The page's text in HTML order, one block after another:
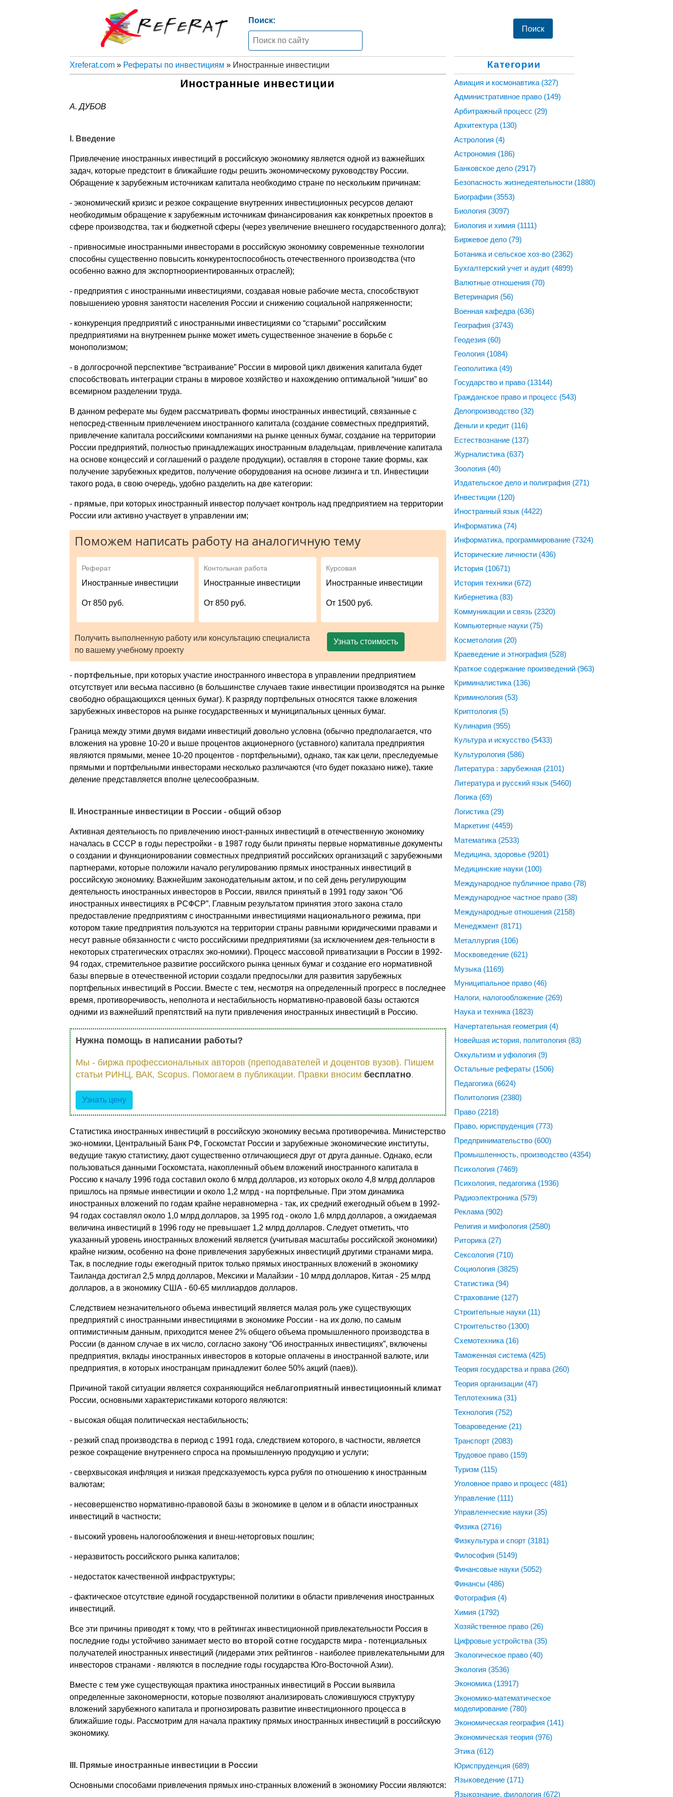
Поиск:
Xreferat.com» Рефераты по инвестициям » Иностранные инвестиции
Иностранные инвестиции
А. ДУБОВ
I. Введение
Привлечение иностранных инвестиций в российскую экономику является одной из важнейших
задач, которые предстоит в ближайшие годы решить экономическому руководству России.
Обращение к зарубежным источникам капитала необходимо стране по нескольким причинам:
- экономический кризис и резкое сокращение внутренних инвестиционных ресурсов делают
необходимым обращение к зарубежным источникам финансирования как конкретных проектов в
сфере производства, так и бюджетной сферы (через увеличение внешнего государственного долга);
- привносимые иностранными инвесторами в российскую экономику современные технологии
способны существенно повысить конкурентоспособность отечественного производства (что
особенно важно для экспортноориентированных отраслей);
- предприятия с иностранными инвестициями, создавая новые рабочие места, способствуют
повышениею уровня занятости населения России и снижению социальной напряженности;
- конкуренция предприятий с иностранными инвестициями со “старыми” российским
предприятиями на внутреннем рынке может иметь существенное значение в борьбе с
монополизмом;
- в долгосрочной перспективе “встраивание” России в мировой цикл движения капитала будет
способствовать интеграции страны в мировое хозяйство и нахождению оптимальной “ниши” во
всемирном разделении труда.
В данном реферате мы будем рассматривать формы иностранных инвестиций, связанные с
непосред-ственным привлечением иностранного капитала (создание совместных предприятий,
привлечение капитала российскими компаниями на рынке ценных бумаг, создание на территории
России предприятий, полностью принадлежащих иностранным владельцам, привлечение капитала
на основе концессий и соглашений о разделе продукции), оставляя в стороне такие формы, как
получение зарубежных кредитов, получение оборудования на основе лизинга и т.п. Инвестиции
такого рода, в свою очередь, удобно разделить на две категории:
- прямые, при которых иностранный инвестор получает контроль над предприятием на территории
России или активно участвует в управлении им;
Поможем написать работу на аналогичную тему
Реферат
Иностранные инвестиции
От 850 руб.
Контольная работа
Иностранные инвестиции
От 850 руб.
Курсовая
Иностранные инвестиции
От 1500 руб.
Получить выполненную работу или консультацию специалиста
по вашему учебному проекту
Узнать стоимость
- портфельные, при которых участие иностранного инвестора в управлении предприятием
отсутствует или весьма пассивно (в большинстве случаев такие инвестиции производятся на рынке
свободно обращающихся ценных бумаг). К разряду портфельных относятся также вложения
зарубежных инвесторов на рынке государственных и муниципальных ценных бумаг.
Граница между этими двумя видами инвестиций довольно условна (обычно предполагается, что
вложения на уровне 10-20 и выше процентов акционерного (уставного) капитала предприятия
являются прямыми, менее 10-20 процентов - портфельными), однако, так как цели, преследуемые
прямыми и портфельными инвесторами несколько различаются (что будет показано ниже), такие
деление представляется вполне целесообразным.
II. Иностранные инвестиции в России - общий обзор
Активная деятельность по привлечению иност-ранных инвестиций в отечественную экономику
началась в СССР в годы перестройки - в 1987 году были приняты первые нормативные документы
о создании и функционировании совместных предприятий российских организаций с зарубежными
партнерами, которые положили начало регулированию прямых иностранных инвестиций в
российскую экономику. Важнейшим законодательным актом, и по сей день регулирующим
деятельность иностранных инвесторов в России, явился принятый в 1991 году закон “Об
иностранных инвестициях в РСФСР”. Главным результатом принятия этого закона стало
предоставление предприятиям с иностранными инвестициями национального режима, при
котором такие предприятия пользуются на территории страны равными юридическими правами и
несут равные обязанности с чисто российскими предприятиями (за исключением дея-тельности в
некоторых стратегических отраслях эко-номики). Процесс массовой приватизации в России в 1992-
94 годах, стремительное развитие российского рынка ценных бумаг и создание его нормативной
базы впервые в отечественной истории создали предпосылки для развития зарубежных
портфельных инвестиций в России. Вместе с тем, несмотря на определенный прогресс в последнее
время, противоречивость, неполнота и нестабильность нормативно-правовой базы остаются
одними из важнейший препятствий на пути привлечения иностранных инвестиций в Россию.
Нужна помощь в написании работы?
Мы - биржа профессиональных авторов (преподавателей и доцентов вузов). Пишем
статьи РИНЦ, ВАК, Scopus. Помогаем в публикации. Правки вносим бесплатно.
Узнать цену
Статистика иностранных инвестиций в российскую экономику весьма противоречива. Министерство
эко-номики, Центральный Банк РФ, Госкомстат России и зарубежные экономические институты,
ведущие такую статистику, дают существенно отличающиеся друг от друга данные. Однако, если
пользоваться данными Госкомстата, накопленный объем вложений иностранного капитала в
Россию к началу 1996 года составил около 6 млрд долларов, из которых около 4,8 млрд долларов
пришлось на прямые инвестиции и около 1,2 млрд - на портфельные. При этом динамика
иностранных вложений по годам крайне неравномерна - так, их средний ежегодный объем в 1992-
94 годах составлял около 1,0 млрд долларов, за 1995 год - около 1,6 млрд долларов, а ожидаемая
величина инвестиций в 1996 году не превышает 1,2 млрд долларов. Следует отметить, что
указанный уровень иностранных вложений является (учитывая масштабы российской экономики)
крайне низким, особенно на фоне привлечения зарубежных инвестиций другими странами мира.
Так, в последние годы ежегодный приток только прямых иностранных вложений в экономику
Таиланда достигал 2,5 млрд долларов, Мексики и Малайзии - 10 млрд долларов, Китая - 25 млрд
долларов, а в экономику США - 60-65 миллиардов долларов.
Следствием незначительного объема инвестиций является малая роль уже существующих
предприятий с иностранными инвестициями в экономике России - на их долю, по самым
оптимистичным данным, приходится менее 2% общего объема промышленного производства в
России (в данном случае в их число, согласно закону “Об иностранных инвестициях”, включены
предприятия, вклады иностранных инвесторов в которые оплачены в иностранной валюте, или
предприятия, в которых иностранцам принадлежит более 50% акций (паев)).
Причиной такой ситуации является сохраняющийся неблагоприятный инвестиционный климат
России, основными характеристиками которого являются:
- высокая общая политическая нестабильность;
- резкий спад производства в период с 1991 года, следствием которого, в частности, является
резкое сокращение внутреннего спроса на промышленную продукцию и услуги;
- сверхвысокая инфляция и низкая предсказуемость курса рубля по отношению к иностранным
валютам;
- несовершенство нормативно-правовой базы в экономике в целом и в области иностранных
инвестиций в частности;
- высокий уровень налогообложения и внеш-неторговых пошлин;
- неразвитость российского рынка капиталов;
- недостаток качественной инфраструктуры;
- фактическое отсутствие единой государственной политики в области привлечения иностранных
инвестиций.
Все эти причины приводят к тому, что в рейтингах инвестиционной привлекательности Россия в
последние годы устойчиво занимает место во второй сотне государств мира - потенциальных
получателей иностранных инвестиций (лидерами этих рейтингов - наиболее привлекательными для
инвесторов странами - являются в последние годы государства Юго-Восточной Азии).
Вместе с тем уже существующая практика иностранных инвестиций в России выявила
определенные закономерности, которые позволяют анализировать сложившуюся структуру
вложений зарубежного капитала и прогнозировать развитие инвестиционного процесса в
ближайшие годы. Рассмотрим для начала практику прямых иностранных инвестиций в российскую
экономику.
III. Прямые иностранные инвестиции в России
Основными способами привлечения прямых ино-странных вложений в экономику России являются:
Категории
Авиация и космонавтика (327)
Административное право (149)
Арбитражный процесс (29)
Архитектура (130)
Астрология (4)
Астрономия (186)
Банковское дело (2917)
Безопасность жизнедеятельности (1880)
Биографии (3553)
Биология (3097)
Биология и химия (1111)
Биржевое дело (79)
Ботаника и сельское хоз-во (2362)
Бухгалтерский учет и аудит (4899)
Валютные отношения (70)
Ветеринария (56)
Военная кафедра (636)
География (3743)
Геодезия (60)
Геология (1084)
Геополитика (49)
Государство и право (13144)
Гражданское право и процесс (543)
Делопроизводство (32)
Деньги и кредит (116)
Естествознание (137)
Журналистика (637)
Зоология (40)
Издательское дело и полиграфия (271)
Инвестиции (120)
Иностранный язык (4422)
Информатика (74)
Информатика, программирование (7324)
Исторические личности (436)
История (10671)
История техники (672)
Кибернетика (83)
Коммуникации и связь (2320)
Компьютерные науки (75)
Косметология (20)
Краеведение и этнография (528)
Краткое содержание произведений (963)
Криминалистика (136)
Криминология (53)
Криптология (5)
Кулинария (955)
Культура и искусство (5433)
Культурология (586)
Литература : зарубежная (2101)
Литература и русский язык (5460)
Логика (69)
Логистика (29)
Маркетинг (4459)
Математика (2533)
Медицина, здоровье (9201)
Медицинские науки (100)
Международное публичное право (78)
Международное частное право (38)
Международные отношения (2158)
Менеджмент (8171)
Металлургия (106)
Москвоведение (621)
Музыка (1169)
Муниципальное право (46)
Налоги, налогообложение (269)
Наука и техника (1823)
Начертательная геометрия (4)
Новейшая история, политология (83)
Оккультизм и уфология (9)
Остальные рефераты (1506)
Педагогика (6624)
Политология (2380)
Право (2218)
Право, юриспруденция (773)
Предпринимательство (600)
Промышленность, производство (4354)
Психология (7469)
Психология, педагогика (1936)
Радиоэлектроника (579)
Реклама (902)
Религия и мифология (2580)
Риторика (27)
Сексология (710)
Социология (3825)
Статистика (94)
Страхование (127)
Строительные науки (11)
Строительство (1300)
Схемотехника (16)
Таможенная система (425)
Теория государства и права (260)
Теория организации (47)
Теплотехника (31)
Технология (752)
Товароведение (21)
Транспорт (2083)
Трудовое право (159)
Туризм (115)
Уголовное право и процесс (481)
Управление (111)
Управленческие науки (35)
Физика (2716)
Физкультура и спорт (3181)
Философия (5149)
Финансовые науки (5052)
Финансы (486)
Фотография (4)
Химия (1792)
Хозяйственное право (26)
Цифровые устройства (35)
Экологическое право (40)
Экология (3536)
Экономика (13917)
Экономико-математическое
моделирование (780)
Экономическая география (141)
Экономическая теория (976)
Этика (612)
Юриспруденция (689)
Языковедение (171)
Языкознание, филология (672)